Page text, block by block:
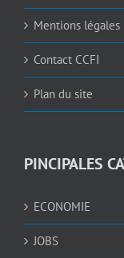
Mentions légales
Contact CCFI
Plan du site
PINCIPALES
ECONOMIE
JOBS